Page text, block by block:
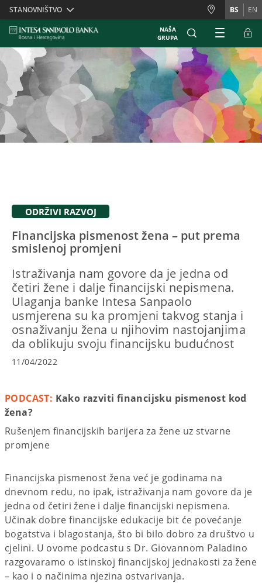
Skiplinks
STANOVNIŠTVO BS EN
NAŠA
GRUPA
ODRŽIVI RAZVOJ
Financijska pismenost žena – put prema
smislenoj promjeni
Istraživanja nam govore da je jedna od
četiri žene i dalje financijski nepismena.
Ulaganja banke Intesa Sanpaolo
usmjerena su ka promjeni takvog stanja i
osnaživanju žena u njihovim nastojanjima
da oblikuju svoju financijsku budućnost
11/04/2022
PODCAST: Kako razviti financijsku pismenost kod
žena?
Rušenjem financijskih barijera za žene uz stvarne
promjene
Financijska pismenost žena već je godinama na
dnevnom redu, no ipak, istraživanja nam govore da je
jedna od četiri žene i dalje financijski nepismena.
Učinak dobre financijske edukacije bit će povećanje
bogatstva i blagostanja, što bi bilo dobro za društvo u
cjelini. U ovome podcastu s Dr. Giovannom Paladino
razgovaramo o istinskoj financijskoj jednakosti za žene
– kao i o načinima njezina ostvarivanja.